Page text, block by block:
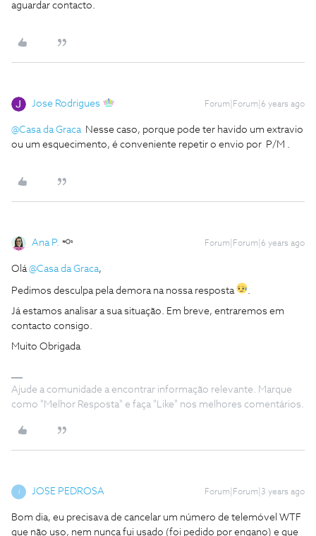
aguardar contacto.
Jose Rodrigues Forum|Forum|6 years ago
@Casa da GracaNesse caso, porque pode ter havido um extravio
ou um esquecimento, é conveniente repetir o envio por P/M .
Ana P. Forum|Forum|6 years ago
Olá@Casa da Graca,
Pedimos desculpa pela demora na nossa resposta .
Já estamos analisar a sua situação. Em breve, entraremos em
contacto consigo.
Muito Obrigada
Ajude a comunidade a encontrar informação relevante. Marque
como "Melhor Resposta" e faça "Like" nos melhores comentários.
J JOSE PEDROSA Forum|Forum|3 years ago
Bom dia, eu precisava de cancelar um número de telemóvel WTF
que não uso, nem nunca fui usado (foi pedido por engano) e que